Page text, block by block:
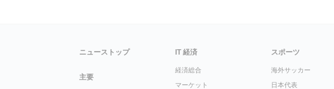
ニューストップ
主要
IT 経済
経済総合
マーケット
スポーツ
海外サッカー
日本代表